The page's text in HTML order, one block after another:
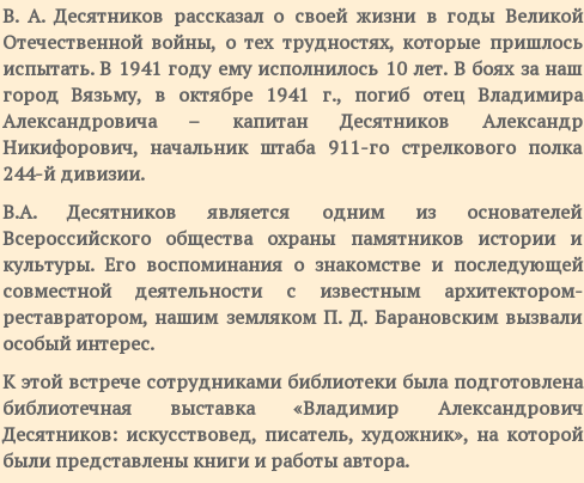
В. А. Десятников рассказал о своей жизни в годы Великой
Отечественной войны, о тех трудностях, которые пришлось
испытать. В 1941 году ему исполнилось 10 лет. В боях за наш
город Вязьму, в октябре 1941 г., погиб отец Владимира
Александровича – капитан Десятников Александр
Никифорович, начальник штаба 911-го стрелкового полка
244-й дивизии.
В.А. Десятников является одним из основателей
Всероссийского общества охраны памятников истории и
культуры. Его воспоминания о знакомстве и последующей
совместной деятельности с известным архитектором-
реставратором, нашим земляком П. Д. Барановским вызвали
особый интерес.
К этой встрече сотрудниками библиотеки была подготовлена
библиотечная выставка «Владимир Александрович
Десятников: искусствовед, писатель, художник», на которой
были представлены книги и работы автора.